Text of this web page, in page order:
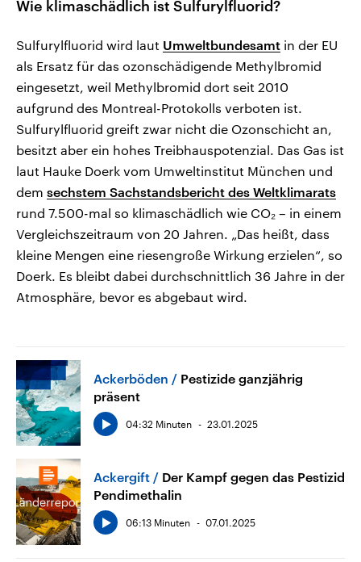
Wie klimaschädlich ist Sulfurylfluorid?
Sulfurylfluorid wird laut Umweltbundesamt in der EU
als Ersatz für das ozonschädigende Methylbromid
eingesetzt, weil Methylbromid dort seit 2010
aufgrund des Montreal-Protokolls verboten ist.
Sulfurylfluorid greift zwar nicht die Ozonschicht an,
besitzt aber ein hohes Treibhauspotenzial. Das Gas ist
laut Hauke Doerk vom Umweltinstitut München und
dem sechstem Sachstandsbericht des Weltklimarats
rund 7.500-mal so klimaschädlich wie CO₂ – in einem
Vergleichszeitraum von 20 Jahren. „Das heißt, dass
kleine Mengen eine riesengroße Wirkung erzielen“, so
Doerk. Es bleibt dabei durchschnittlich 36 Jahre in der
Atmosphäre, bevor es abgebaut wird.
Ackerböden
Pestizide ganzjährig
präsent
04:32 Minuten 23.01.2025
Ackergift
Der Kampf gegen das Pestizid
Pendimethalin
06:13 Minuten 07.01.2025